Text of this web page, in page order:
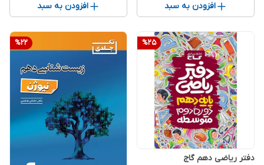
افزودن به سبد افزودن به سبد
%25
دفتر ریاضی دهم گاج
%22